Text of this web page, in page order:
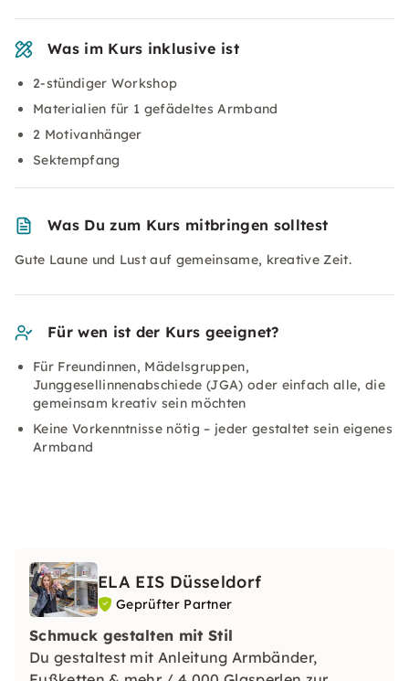
Was im Kurs inklusive ist
2-stündiger Workshop
Materialien für 1 gefädeltes Armband
2 Motivanhänger
Sektempfang
Was Du zum Kurs mitbringen solltest
Gute Laune und Lust auf gemeinsame, kreative Zeit.
Für wen ist der Kurs geeignet?
Für Freundinnen, Mädelsgruppen,
Junggesellinnenabschiede (JGA) oder einfach alle, die
gemeinsam kreativ sein möchten
Keine Vorkenntnisse nötig – jeder gestaltet sein eigenes
Armband
ELA EIS Düsseldorf
Geprüfter Partner
Schmuck gestalten mit Stil
Du gestaltest mit Anleitung Armbänder,